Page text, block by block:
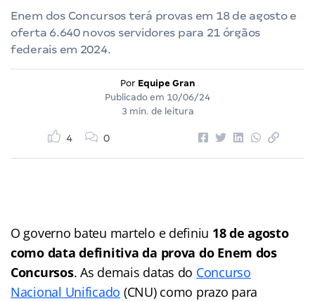
Enem dos Concursos terá provas em 18 de agosto e
oferta 6.640 novos servidores para 21 órgãos
federais em 2024.
Por Equipe Gran
Publicado em 10/06/24
3 min. de leitura
4 0
O governo bateu martelo e definiu 18 de agosto
como data definitiva da prova do Enem dos
Concursos. As demais datas do Concurso
Nacional Unificado (CNU) como prazo para